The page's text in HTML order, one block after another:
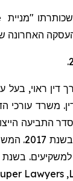
האחרונה של החברה
ראוי, בעל
עורכי הדין
התביעה
,
Lawyers